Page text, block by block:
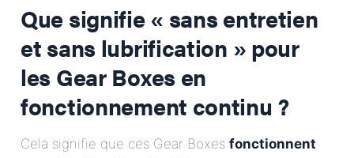
Que signifie « sans entretien
et sans lubrification » pour
les Gear Boxes en
fonctionnement continu ?
Cela signifie que ces Gear Boxes fonctionnent